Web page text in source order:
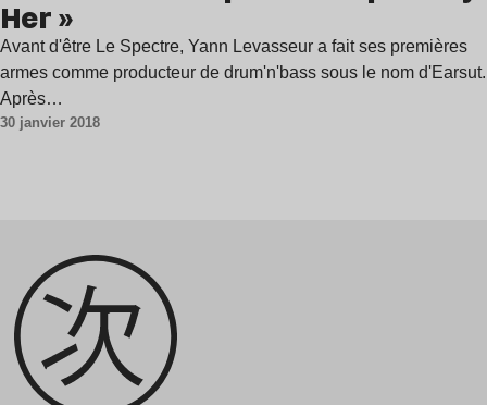
Her »
Avant d'être Le Spectre, Yann Levasseur a fait ses premières
armes comme producteur de drum'n'bass sous le nom d'Earsut.
Après…
30 janvier 2018